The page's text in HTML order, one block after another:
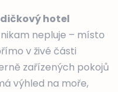
hotel
nepluje – místo
v živé části
zařízených pokojů
výhled na moře,